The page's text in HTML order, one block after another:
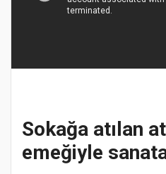
Sokağa atılan
emeğiyle